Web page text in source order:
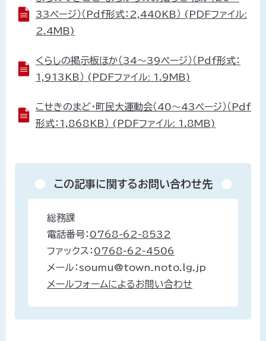
33ページ）（Pdf形式：2,440KB） (PDFファイル:
2.4MB)
くらしの掲示板ほか（34～39ページ）（Pdf形式：
1,913KB） (PDFファイル: 1.9MB)
こせきのまど・町民大運動会（40～43ページ）（Pdf
形式：1,868KB） (PDFファイル: 1.8MB)
この記事に関するお問い合わせ先
総務課
電話番号： 0768-62-8532
ファックス： 0768-62-4506
メール：soumu@town.noto.lg.jp
メールフォームによるお問い合わせ